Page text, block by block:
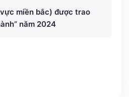
miền bắc) được trao
năm 2024